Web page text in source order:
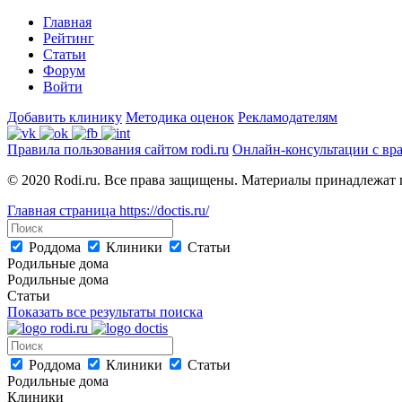
Главная
Рейтинг
Статьи
Форум
Войти
Добавить клинику Методика оценок Рекламодателям
Правила пользования сайтом rodi.ru Онлайн-консультации с
© 2020 Rodi.ru. Все права защищены. Материалы принадлежат
Главная страница https://doctis.ru/
Роддома Клиники
Статьи
Родильные дома
Родильные дома
Статьи
Показать все результаты поиска
Роддома Клиники
Статьи
Родильные дома
Клиники